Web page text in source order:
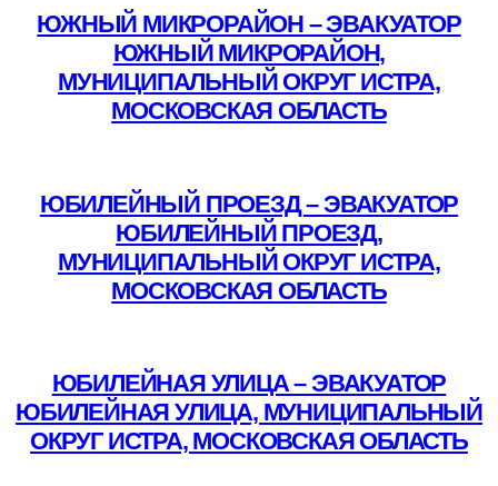
ЮЖНЫЙ МИКРОРАЙОН – ЭВАКУАТОР
ЮЖНЫЙ МИКРОРАЙОН,
МУНИЦИПАЛЬНЫЙ ОКРУГ ИСТРА,
МОСКОВСКАЯ ОБЛАСТЬ
ЮБИЛЕЙНЫЙ ПРОЕЗД – ЭВАКУАТОР
ЮБИЛЕЙНЫЙ ПРОЕЗД,
МУНИЦИПАЛЬНЫЙ ОКРУГ ИСТРА,
МОСКОВСКАЯ ОБЛАСТЬ
ЮБИЛЕЙНАЯ УЛИЦА – ЭВАКУАТОР
ЮБИЛЕЙНАЯ УЛИЦА, МУНИЦИПАЛЬНЫЙ
ОКРУГ ИСТРА, МОСКОВСКАЯ ОБЛАСТЬ